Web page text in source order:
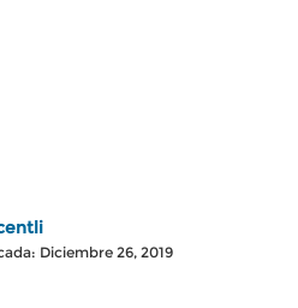
Diciembre 26, 2019